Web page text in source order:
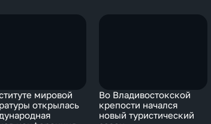
мировой
открылась
Во Владивостокской
крепости начался
новый туристический